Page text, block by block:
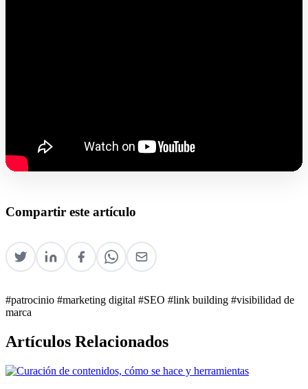
Compartir este artículo
#patrocinio #marketing digital #SEO #link building #visibilidad de
marca
Artículos Relacionados